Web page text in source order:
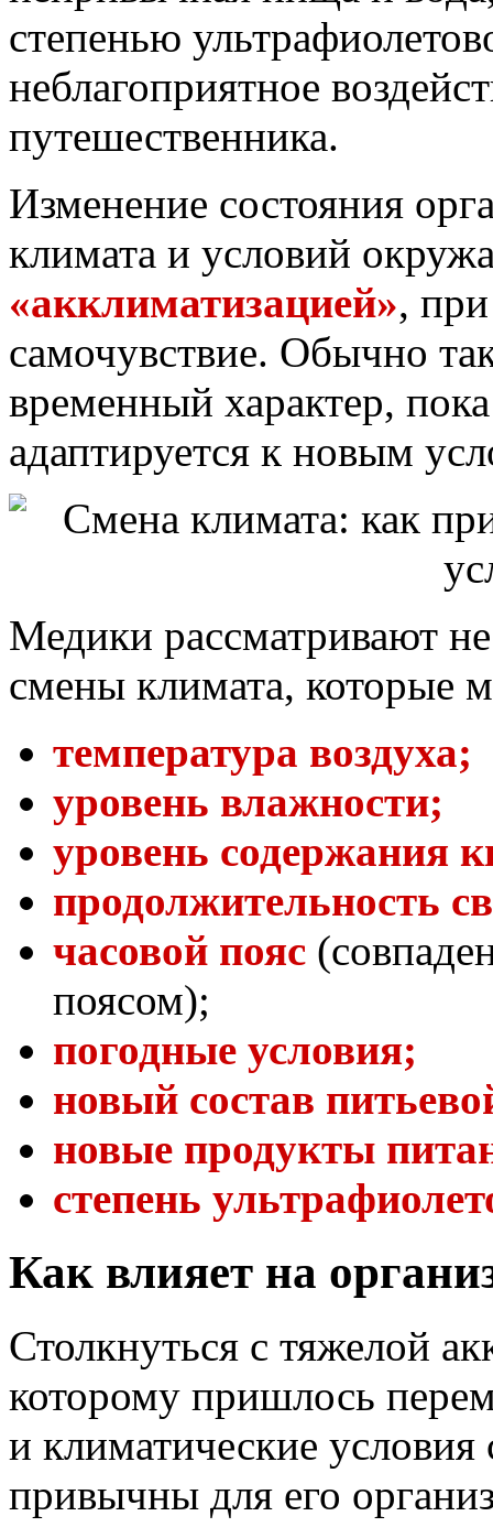
степенью
неблагоприятное
путешественника.
Изменение состояния
климата и условий
«акклиматизацией»,
самочувствие. Обычно
временный характер,
адаптируется к новым
Медики рассматривают
смены климата, которые
температура воздуха;
уровень влажности;
уровень содержания
продолжительность
часовой пояс
поясом);
погодные условия;
новый состав
новые продукты
степень
Как влияет на
Столкнуться с тяжелой
которому пришлось
и климатические условия
привычны для его